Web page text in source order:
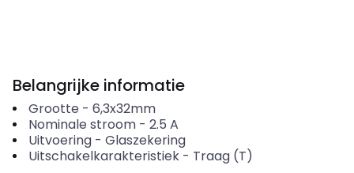
Belangrijke informatie
Grootte - 6,3x32mm
Nominale stroom- 2.5 A
Uitvoering- Glaszekering
Uitschakelkarakteristiek- Traag (T)